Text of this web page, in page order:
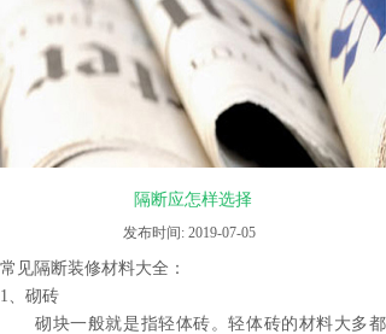
隔断应怎样选择
发布时间: 2019-07-05
常见隔断装修材料大全：
1、砌砖
砌块一般就是指轻体砖。轻体砖的材料大多都